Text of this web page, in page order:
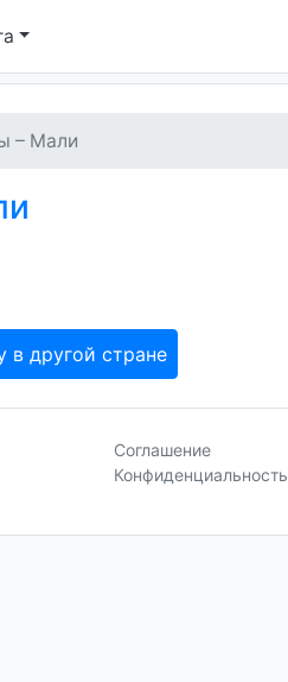
– Мали
в другой стране
Соглашение
Конфиденциальность